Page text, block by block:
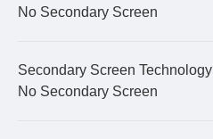
No Secondary Screen
Secondary Screen Technology
No Secondary Screen